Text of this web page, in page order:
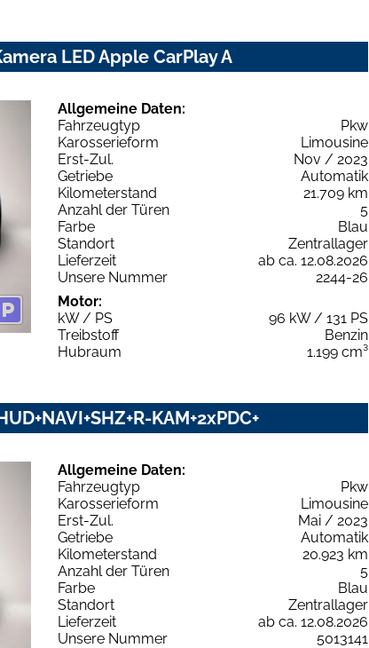
LED Apple CarPlay A
Allgemeine Daten:
Fahrzeugtyp
Pkw
Karosserieform
Limousine
Erst-Zul.
Nov / 2023
Getriebe
Automatik
Kilometerstand
21.709 km
Anzahl der Türen
5
Farbe
Blau
Standort
Zentrallager
Lieferzeit
ab ca. 12.08.2026
Unsere Nummer
2244-26
Motor:
kW / PS
96 kW / 131 PS
Treibstoff
Benzin
Hubraum
1.199 cm³
KAM+2xPDC+
Allgemeine Daten:
Fahrzeugtyp
Pkw
Karosserieform
Limousine
Erst-Zul.
Mai / 2023
Getriebe
Automatik
Kilometerstand
20.923 km
Anzahl der Türen
5
Farbe
Blau
Standort
Zentrallager
Lieferzeit
ab ca. 12.08.2026
Unsere Nummer
5013141